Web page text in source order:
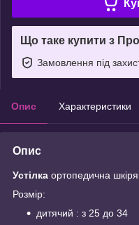
Що таке купити з
Замовлення під
Опис Характеристики
Опис
Устілка ортопедична
Розмір:
дитячий : з 25 до 34